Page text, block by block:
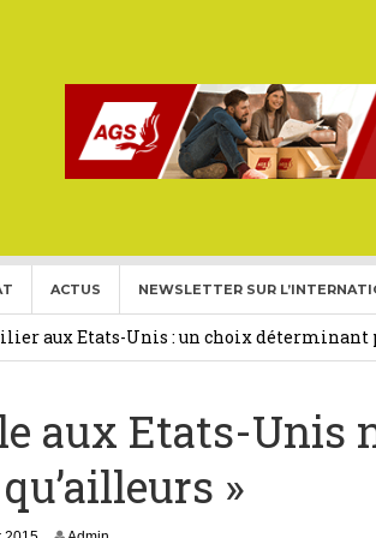
ACTUS NEWSLETTER SUR
aux Etats Unis pour l’année 2026-2027.
aux Etats-Unis : un choix déterminant
Expatriés 30 novembre 2025
2 novembre 2024
aux Etats-Unis
»